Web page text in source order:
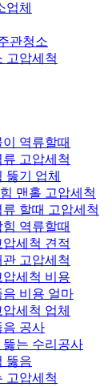
업체
관청소
고압세척
역류할때
고압세척
기 업체
맨홀 고압세척
할때 고압세척
역류할때
세척 견적
고압세척
세척 비용
비용 얼마
세척 업체
음 공사
는 수리공사
뚫음
고압세척